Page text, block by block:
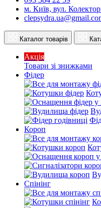
м. Київ, вул.
Каталог товарів
Акція
Товари зі знижками
Фідер
Короп
Спінінг